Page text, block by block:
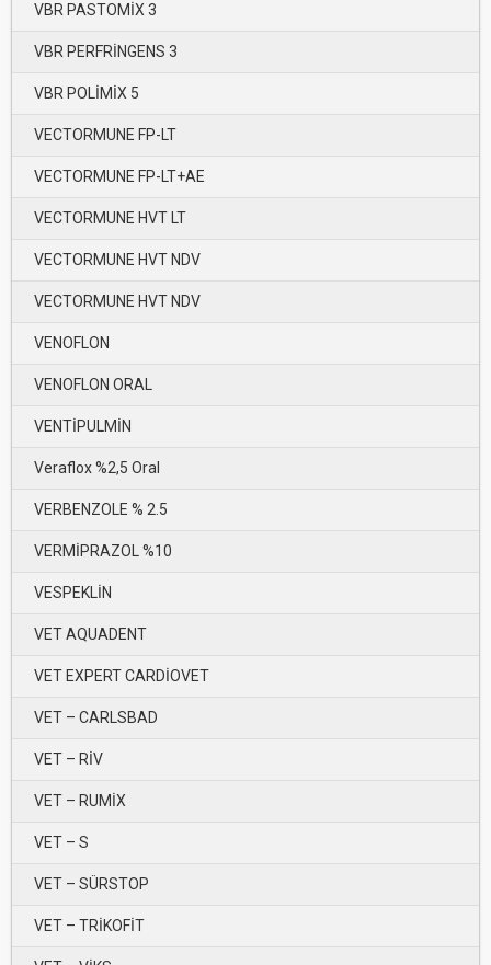
VBR PASTOMİX 3
VBR PERFRİNGENS 3
VBR POLİMİX 5
VECTORMUNE FP-LT
VECTORMUNE FP-LT+AE
VECTORMUNE HVT LT
VECTORMUNE HVT NDV
VECTORMUNE HVT NDV
VENOFLON
VENOFLON ORAL
VENTİPULMİN
Veraflox %2,5 Oral
VERBENZOLE % 2.5
VERMİPRAZOL %10
VESPEKLİN
VET AQUADENT
VET EXPERT CARDİOVET
VET – CARLSBAD
VET – RİV
VET – RUMİX
VET – S
VET – SÜRSTOP
VET – TRİKOFİT